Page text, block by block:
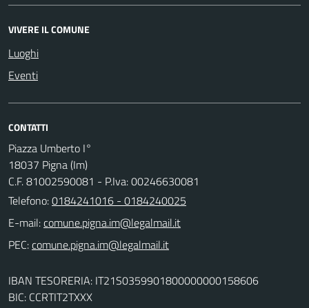
VIVERE IL COMUNE
Luoghi
Eventi
CONTATTI
Piazza Umberto I°
18037 Pigna (Im)
C.F. 81002590081 - P.Iva: 00246630081
Telefono:0184241016 - 0184240025
E-mail:
PEC:
IBAN TESORERIA: IT21S0359901800000000158606
BIC: CCRTIT2TXXX